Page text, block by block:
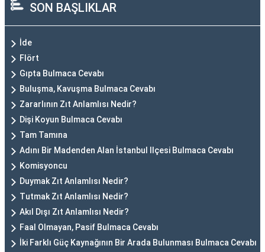
SON BAŞLIKLAR
İde
Flört
Gıpta Bulmaca Cevabı
Buluşma, Kavuşma Bulmaca Cevabı
Zararlının Zıt Anlamlısı Nedir?
Dişi Koyun Bulmaca Cevabı
Tam Tamına
Adını Bir Madenden Alan İstanbul Ilçesi Bulmaca Cevabı
Komisyoncu
Duymak Zıt Anlamlısı Nedir?
Tutmak Zıt Anlamlısı Nedir?
Akıl Dışı Zıt Anlamlısı Nedir?
Faal Olmayan, Pasif Bulmaca Cevabı
İki Farklı Güç Kaynağının Bir Arada Bulunması Bulmaca Cevabı